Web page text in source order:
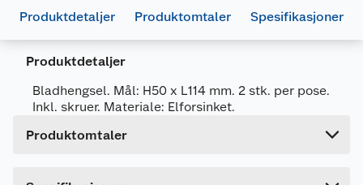
Produktdetaljer Produktomtaler Spesifikasjoner
Produktdetaljer
Bladhengsel. Mål: H50 x L114 mm. 2 stk. per pose.
Inkl. skruer. Materiale: Elforsinket.
Produktomtaler
Artikkelnummer
5708614205440
Leverandørens artikkelnummer
20544
Forpakningsmål
Bruttovekt
0.28 kg